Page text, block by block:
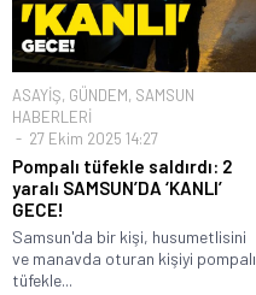
ASAYİŞ, GÜNDEM, SAMSUN
HABERLERİ
27 Ekim 2025 14:27
Pompalı tüfekle saldırdı: 2
yaralı SAMSUN’DA ‘KANLI’
GECE!
Samsun'da bir kişi, husumetlisini
ve manavda oturan kişiyi pompalı
tüfekle...